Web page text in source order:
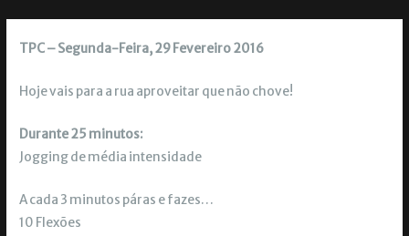
TPC – Segunda-Feira, 29 Fevereiro 2016
Hoje vais para a rua aproveitar que não chove!
Durante 25 minutos:
Jogging de média intensidade
A cada 3 minutos páras e fazes…
10 Flexões